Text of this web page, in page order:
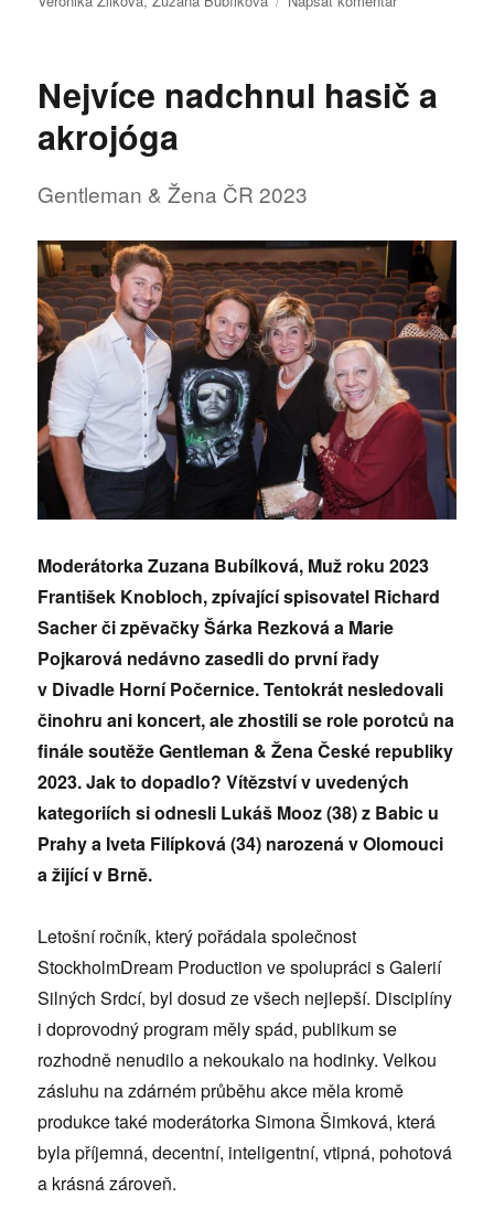
Deník
shopaholičky
Nejvíce nadchnul hasič a
akrojóga
Gentleman & Žena ČR 2023
Moderátorka Zuzana Bubílková, Muž roku 2023
František Knobloch, zpívající spisovatel Richard
Sacher či zpěvačky Šárka Rezková a Marie
Pojkarová nedávno zasedli do první řady
v Divadle Horní Počernice. Tentokrát nesledovali
činohru ani koncert, ale zhostili se role porotců na
finále soutěže Gentleman & Žena České republiky
2023. Jak to dopadlo? Vítězství v uvedených
kategoriích si odnesli Lukáš Mooz (38) z Babic u
Prahy a Iveta Filípková (34) narozená v Olomouci
a žijící v Brně.
Letošní ročník, který pořádala společnost
StockholmDream Production ve spolupráci s Galerií
Silných Srdcí, byl dosud ze všech nejlepší. Disciplíny
i doprovodný program měly spád, publikum se
rozhodně nenudilo a nekoukalo na hodinky. Velkou
zásluhu na zdárném průběhu akce měla kromě
produkce také moderátorka Simona Šimková, která
byla příjemná, decentní, inteligentní, vtipná, pohotová
a krásná zároveň.